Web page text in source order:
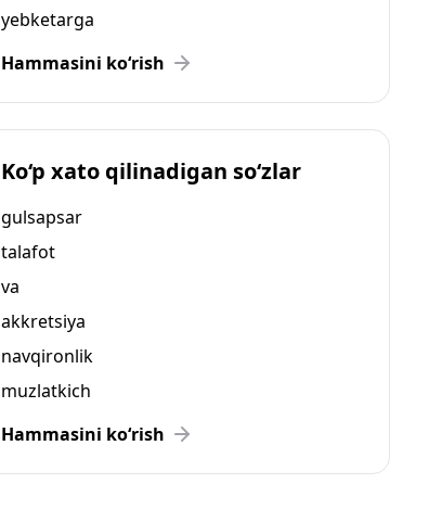
yebketarga
Hammasini ko‘rish
Ko‘p xato qilinadigan so‘zlar
gulsapsar
talafot
va
akkretsiya
navqironlik
muzlatkich
Hammasini ko‘rish